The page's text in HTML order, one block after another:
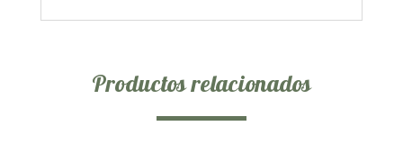
Productos relacionados